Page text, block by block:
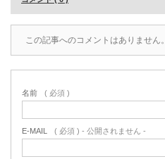
この記事へのコメントはありません。
名前 ( 必須 )
E-MAIL ( 必須 ) - 公開されません -